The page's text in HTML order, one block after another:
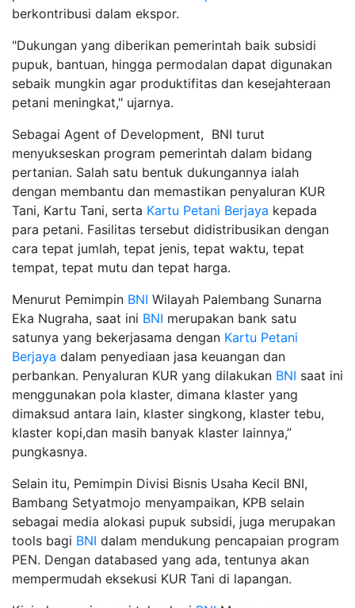
berkontribusi dalam ekspor.
"Dukungan yang diberikan pemerintah baik subsidi
pupuk, bantuan, hingga permodalan dapat digunakan
sebaik mungkin agar produktifitas dan kesejahteraan
petani meningkat," ujarnya.
Sebagai Agent of Development, BNI turut
menyukseskan program pemerintah dalam bidang
pertanian. Salah satu bentuk dukungannya ialah
dengan membantu dan memastikan penyaluran KUR
Tani, Kartu Tani, serta Kartu Petani Berjaya kepada
para petani. Fasilitas tersebut didistribusikan dengan
cara tepat jumlah, tepat jenis, tepat waktu, tepat
tempat, tepat mutu dan tepat harga.
Menurut Pemimpin BNI Wilayah Palembang Sunarna
Eka Nugraha, saat ini BNI merupakan bank satu
satunya yang bekerjasama dengan Kartu Petani
Berjaya dalam penyediaan jasa keuangan dan
perbankan. Penyaluran KUR yang dilakukan BNI saat ini
menggunakan pola klaster, dimana klaster yang
dimaksud antara lain, klaster singkong, klaster tebu,
klaster kopi,dan masih banyak klaster lainnya,”
pungkasnya.
Selain itu, Pemimpin Divisi Bisnis Usaha Kecil BNI,
Bambang Setyatmojo menyampaikan, KPB selain
sebagai media alokasi pupuk subsidi, juga merupakan
tools bagi BNI dalam mendukung pencapaian program
PEN. Dengan databased yang ada, tentunya akan
mempermudah eksekusi KUR Tani di lapangan.